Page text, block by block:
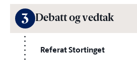
3 Debatt og vedtak
Referat Stortinget